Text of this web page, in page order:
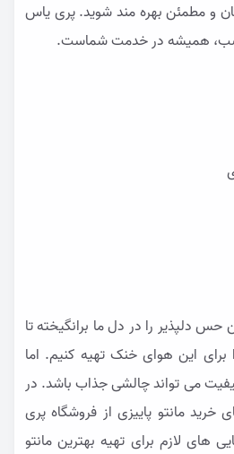
و مطمئن بهره مند شوید. پری یاس
همیشه در خدمت شماست.
حس دلپذیر را در دل ما برانگیخته تا
این هوای خنک تهیه کنیم. اما
می تواند چالشی جذاب باشد. در
خرید مانتو پاییزی از فروشگاه پری
های لازم برای تهیه بهترین مانتو